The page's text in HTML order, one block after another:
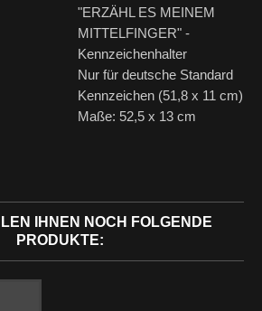
"ERZÄHL ES MEINEM
MITTELFINGER" -
Kennzeichenhalter
Nur für deutsche Standard
Kennzeichen (51,8 x 11 cm)
Maße: 52,5 x 13 cm
IHNEN NOCH FOLGENDE
PRODUKTE: